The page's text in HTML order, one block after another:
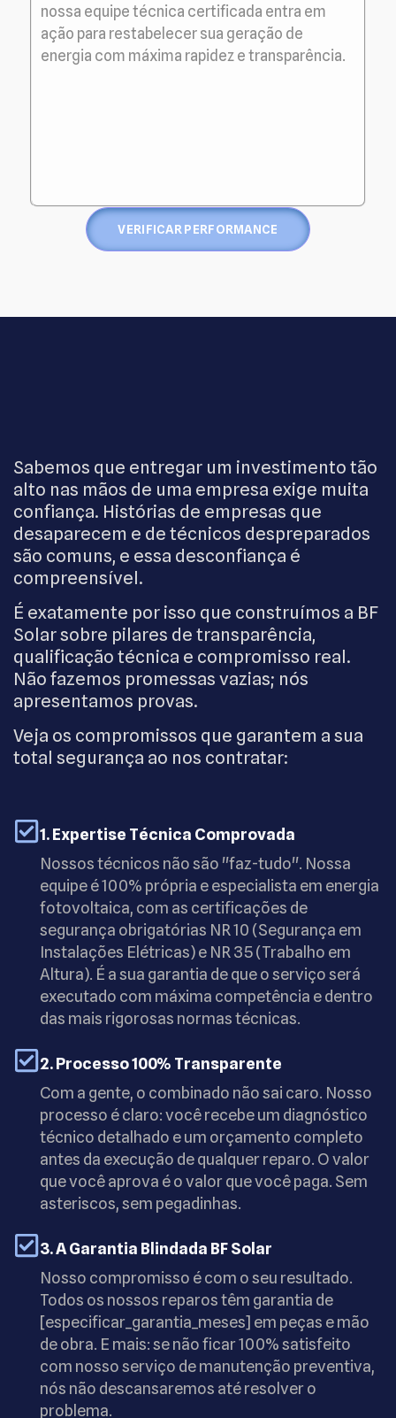
nossa equipe técnica certificada entra em
ação para restabelecer sua geração de
energia com máxima rapidez e transparência.
VERIFICAR PERFORMANCE
Sabemos que entregar um investimento tão
alto nas mãos de uma empresa exige muita
confiança. Histórias de empresas que
desaparecem e de técnicos despreparados
são comuns, e essa desconfiança é
compreensível.
É exatamente por isso que construímos a BF
Solar sobre pilares de transparência,
qualificação técnica e compromisso real.
Não fazemos promessas vazias; nós
apresentamos provas.
Veja os compromissos que garantem a sua
total segurança ao nos contratar:
1. Expertise Técnica Comprovada
Nossos técnicos não são "faz-tudo". Nossa
equipe é 100% própria e especialista em energia
fotovoltaica, com as certificações de
segurança obrigatórias NR 10 (Segurança em
Instalações Elétricas) e NR 35 (Trabalho em
Altura). É a sua garantia de que o serviço será
executado com máxima competência e dentro
das mais rigorosas normas técnicas.
2. Processo 100% Transparente
Com a gente, o combinado não sai caro. Nosso
processo é claro: você recebe um diagnóstico
técnico detalhado e um orçamento completo
antes da execução de qualquer reparo. O valor
que você aprova é o valor que você paga. Sem
asteriscos, sem pegadinhas.
3. A Garantia Blindada BF Solar
Nosso compromisso é com o seu resultado.
Todos os nossos reparos têm garantia de
[especificar_garantia_meses] em peças e mão
de obra. E mais: se não ficar 100% satisfeito
com nosso serviço de manutenção preventiva,
nós não descansaremos até resolver o
problema.